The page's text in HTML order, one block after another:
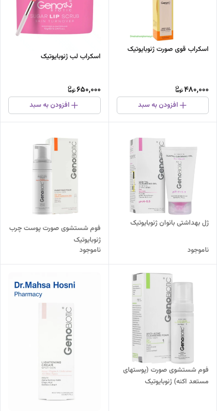
اسکراب قوی صورت ژنوبایوتیک
480,000
افزودن به سبد
اسکراب لب ژنوبایوتیک
650,000
افزودن به سبد
ژل بهداشتی بانوان ژنوبایوتیک
ناموجود
فوم شستشوی صورت پوست چرب
ژنوبایوتیک
ناموجود
فوم شستشوی صورت (پوستهای
مستعد اکنه) ژنوبایوتیک